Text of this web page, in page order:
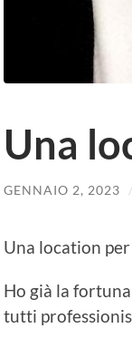
Una
GENNAIO 2, 2023 /
Una location
Ho già la
tutti